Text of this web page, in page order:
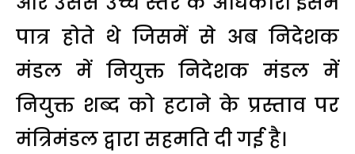
पात्र होते थे जिसमें से अब निदेशक
मंडल में नियुक्त निदेशक मंडल में
नियुक्त शब्द को हटाने के प्रस्ताव पर
मंत्रिमंडल द्वारा सहमति दी गई है।